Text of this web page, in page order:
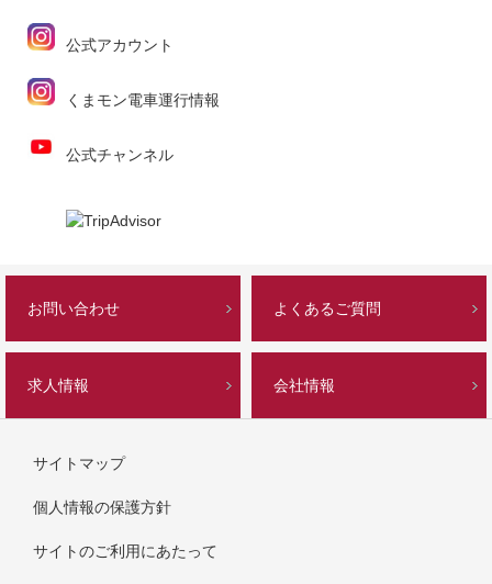
公式アカウント
くまモン電車運行情報
公式チャンネル
お問い合わせ よくあるご質問
求人情報 会社情報
サイトマップ
個人情報の保護方針
サイトのご利用にあたって